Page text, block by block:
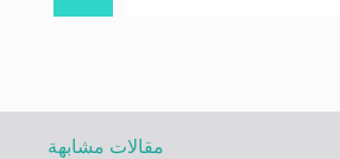
مقالات مشابهة